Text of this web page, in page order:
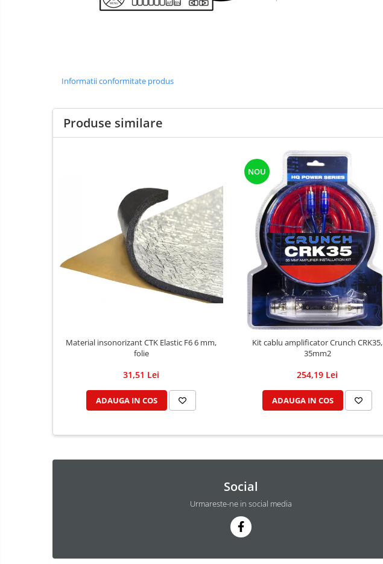
Informatii conformitate produs
Produse similare
Material insonorizant CTK Elastic F6 6 mm,
folie
31,51 Lei
ADAUGA IN COS
NOU
Kit cablu amplificator Crunch CRK35,
35mm2
254,19 Lei
ADAUGA IN COS
Social
Urmareste-ne in social media